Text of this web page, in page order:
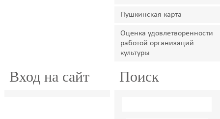
Пушкинская карта
Оценка удовлетворенности
работой организаций
культуры
Вход на сайт Поиск